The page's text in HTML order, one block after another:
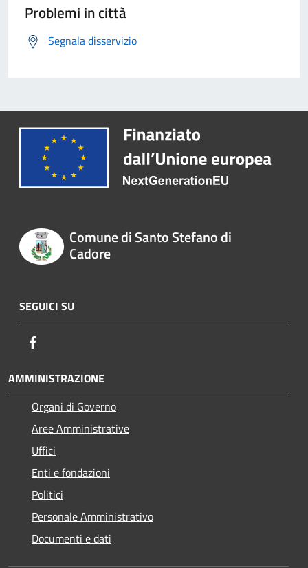
Problemi in città
Segnala disservizio
Comune di Santo Stefano di
Cadore
SEGUICI SU
AMMINISTRAZIONE
Organi di Governo
Aree Amministrative
Uffici
Enti e fondazioni
Politici
Personale Amministrativo
Documenti e dati